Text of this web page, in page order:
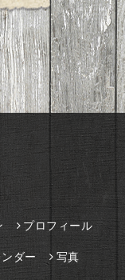
プロフィール
ダー 写真